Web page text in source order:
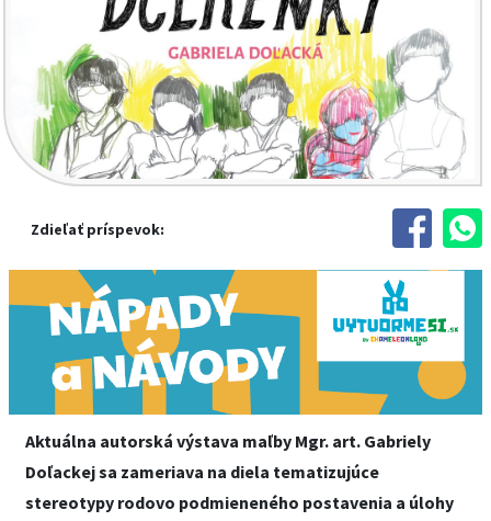
Zdieľať príspevok:
Aktuálna autorská výstava maľby Mgr. art. Gabriely
Doľackej sa zameriava na diela tematizujúce
stereotypy rodovo podmieneného postavenia a úlohy